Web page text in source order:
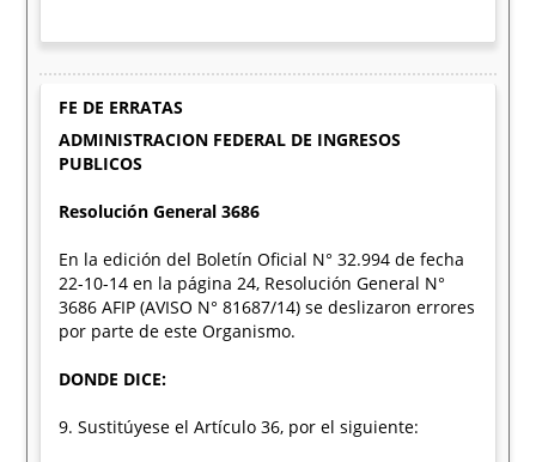
FE DE ERRATAS
ADMINISTRACION FEDERAL DE INGRESOS
PUBLICOS
Resolución General 3686
En la edición del Boletín Oficial N° 32.994 de fecha
22-10-14 en la página 24, Resolución General N°
3686 AFIP (AVISO N° 81687/14) se deslizaron errores
por parte de este Organismo.
DONDE DICE:
9. Sustitúyese el Artículo 36, por el siguiente: